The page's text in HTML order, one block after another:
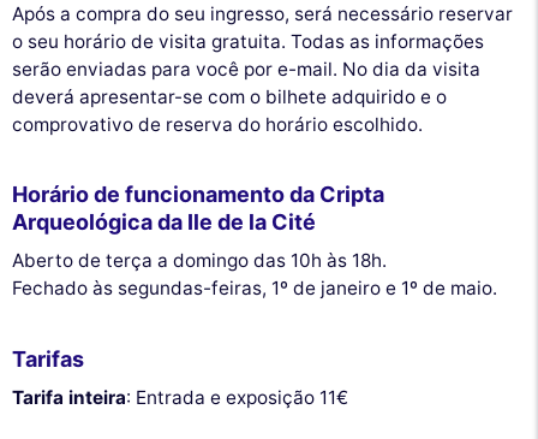
Após a compra do seu ingresso, será necessário reservar
o seu horário de visita gratuita. Todas as informações
serão enviadas para você por e-mail. No dia da visita
deverá apresentar-se com o bilhete adquirido e o
comprovativo de reserva do horário escolhido.
Horário de funcionamento da Cripta
Arqueológica da Ile de la Cité
Aberto de terça a domingo das 10h às 18h.
Fechado às segundas-feiras, 1º de janeiro e 1º de maio.
Tarifas
Tarifa inteira: Entrada e exposição 11€